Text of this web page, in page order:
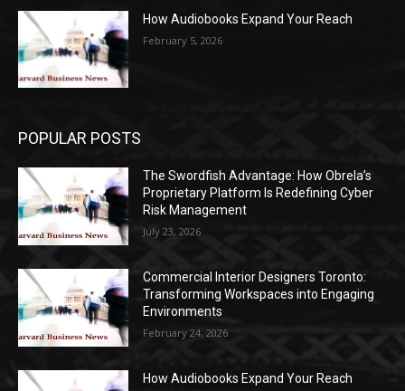
How Audiobooks Expand Your Reach
February 5, 2026
POPULAR POSTS
The Swordfish Advantage: How Obrela’s
Proprietary Platform Is Redefining Cyber
Risk Management
July 23, 2026
Commercial Interior Designers Toronto:
Transforming Workspaces into Engaging
Environments
February 24, 2026
How Audiobooks Expand Your Reach